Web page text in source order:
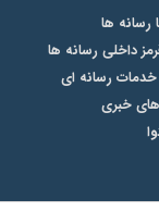
رسانه ها
داخلی رسانه ها
خدمات رسانه ای
خبری